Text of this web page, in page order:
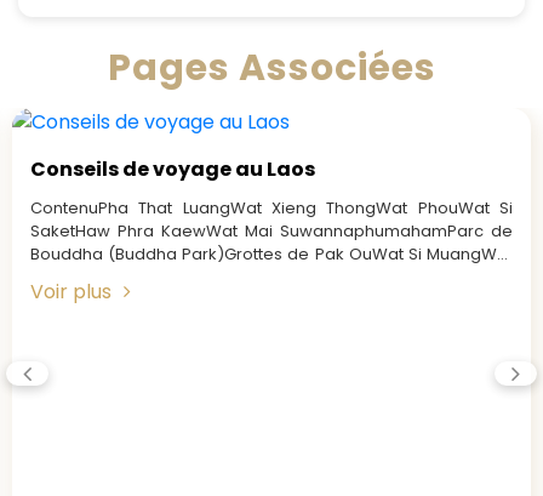
Pages Associées
Conseils de voyage au Laos
ContenuPha That LuangWat Xieng ThongWat PhouWat Si
SaketHaw Phra KaewWat Mai SuwannaphumahamParc de
Bouddha (Buddha Park)Grottes de Pak OuWat Si MuangWat
Voir plus